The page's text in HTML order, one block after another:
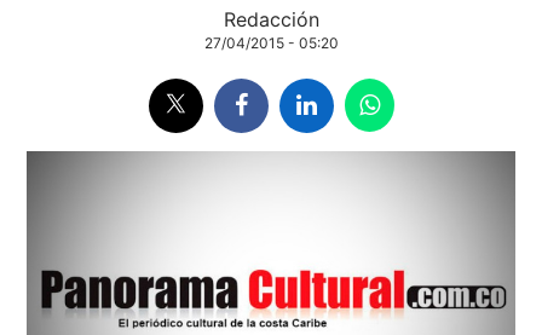
Redacción
27/04/2015 - 05:20